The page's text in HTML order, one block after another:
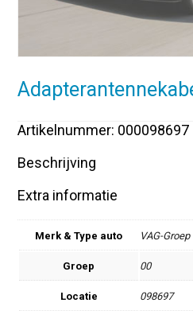
Artikelnummer: 000098697
Beschrijving
Extra informatie
Merk & Type auto VAG-Groep
Groep 00
Locatie 098697